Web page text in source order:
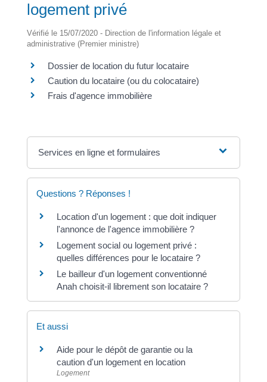
logement privé
Vérifié le 15/07/2020 - Direction de l'information légale et
administrative (Premier ministre)
Dossier de location du futur locataire
Caution du locataire (ou du colocataire)
Frais d'agence immobilière
Services en ligne et formulaires
Questions ? Réponses !
Location d'un logement : que doit indiquer
l'annonce de l'agence immobilière ?
Logement social ou logement privé :
quelles différences pour le locataire ?
Le bailleur d'un logement conventionné
Anah choisit-il librement son locataire ?
Et aussi
Aide pour le dépôt de garantie ou la
caution d'un logement en location
Logement